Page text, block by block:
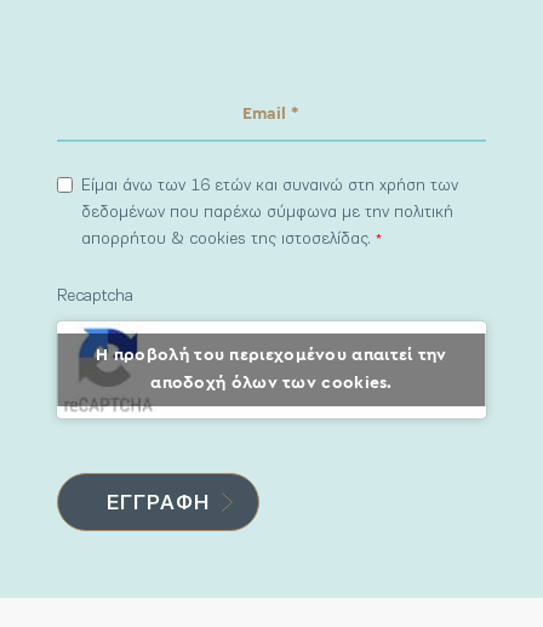
Είμαι άνω των 16 ετών και συναινώ στη χρήση των
δεδομένων που παρέχω σύμφωνα με την πολιτική
απορρήτου & cookies της ιστοσελίδας.*
Recaptcha
Η προβολή του περιεχομένου απαιτεί την
αποδοχή όλων των cookies.